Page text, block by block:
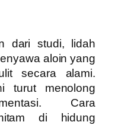
dari studi, lidah
aloin yang
secara alami.
turut menolong
Cara
di hidung